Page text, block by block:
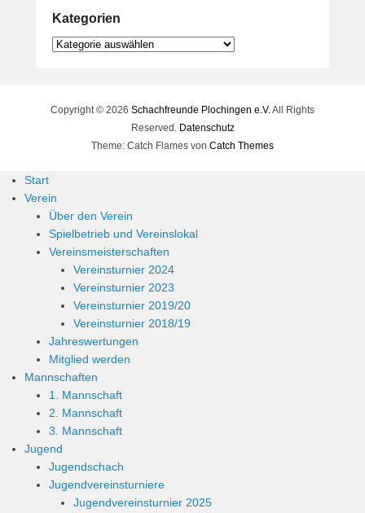
Kategorien
Kategorien
Copyright © 2026 Schachfreunde Plochingen e.V.All Rights
Reserved. Datenschutz
Theme: Catch Flames von Catch Themes
Start
Verein
Über den Verein
Spielbetrieb und Vereinslokal
Vereinsmeisterschaften
Vereinsturnier 2024
Vereinsturnier 2023
Vereinsturnier 2019/20
Vereinsturnier 2018/19
Jahreswertungen
Mitglied werden
Mannschaften
1. Mannschaft
2. Mannschaft
3. Mannschaft
Jugend
Jugendschach
Jugendvereinsturniere
Jugendvereinsturnier 2025